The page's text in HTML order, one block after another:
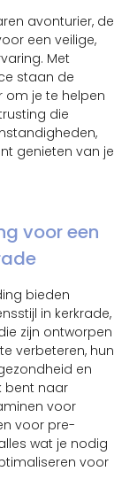
avonturier, de
een veilige,
Met
staan de
om je te helpen
die
genieten van je
voor een
bieden
in kerkrade,
zijn ontworpen
verbeteren, hun
en
bent naar
voor
voor pre-
wat je nodig
voor